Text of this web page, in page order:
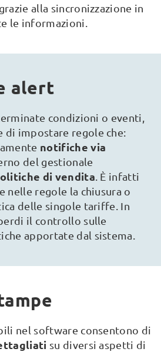
alla sincronizzazione in
le informazioni.
alert
condizioni o eventi,
di impostare regole che:
notifiche via
del gestionale
di vendita . È infatti
nelle regole la chiusura o
delle singole tariffe. In
il controllo sulle
apportate dal sistema.
nel software consentono di
su diversi aspetti di